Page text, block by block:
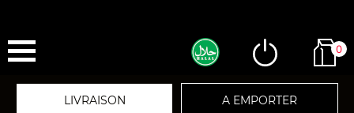
0
LIVRAISON A EMPORTER